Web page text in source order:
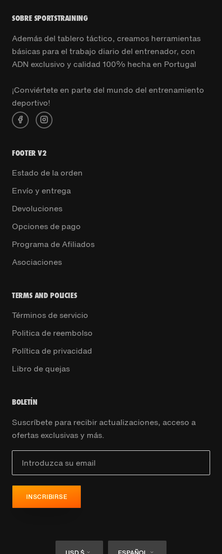
SOBRE SPORTSTRAINING
Además del tablero táctico, creamos herramientas
básicas para el trabajo diario del entrenador, con
ADN exclusivo y calidad 100% hecha en Portugal
¡Conviértete en parte del mundo del entrenamiento
deportivo!
FOOTER V2
Estado de la orden
Envío y entrega
Devoluciones
Opciones de pago
Programa de Afiliados
Asociaciones
TERMS AND POLICIES
Términos de servicio
Politica de reembolso
Política de privacidad
Libro de quejas
BOLETÍN
Suscríbete para recibir actualizaciones, acceso a
ofertas exclusivas y más.
INSCRIBIRSE
Moneda Idioma